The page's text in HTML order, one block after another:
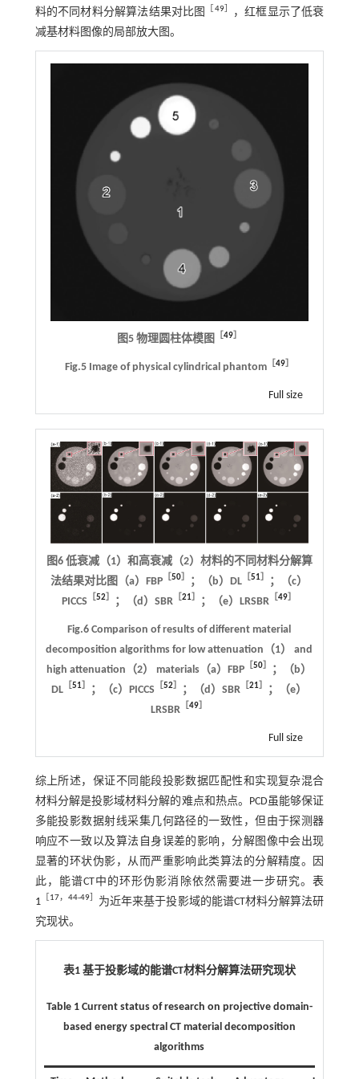
料的不同材料分解算法结果对比图 49］
，红框显示了低衰
减基材料图像的局部放大图。
图5 物理圆柱体模图［ 49］
Fig.5 Image of physical cylindrical phantom［ 49］
Full size
图6 低衰减（1）和高衰减（2）材料的不同材料分解算
法结果对比图（a）FBP ［50］ ；（b）DL ［51］
；（c）
PICCS
［52］ ；（d）SBR ［21］ ；（e）LRSBR ［49］
Fig.6 Comparison of results of different material
decomposition algorithms for low attenuation（1） and
high attenuation（2） materials（a）FBP ［50］
；（b）
DL ［51］ ；（c）PICCS ［52］ ；（d）SBR ［21］
；（e）
LRSBR ［49］
Full size
综上所述，保证不同能段投影数据匹配性和实现复杂混合
材料分解是投影域材料分解的难点和热点。PCD虽能够保证
多能投影数据射线采集几何路径的一致性，但由于探测器
响应不一致以及算法自身误差的影响，分解图像中会出现
显著的环状伪影，从而严重影响此类算法的分解精度。因
此，能谱CT中的环形伪影消除依然需要进一步研究。表
1 ［17， 44-49］ 为近年来基于投影域的能谱CT材料分解算法研
究现状。
表1 基于投影域的能谱CT材料分解算法研究现状
Table 1 Current status of research on projective domain-
based energy spectral CT material decomposition
algorithms